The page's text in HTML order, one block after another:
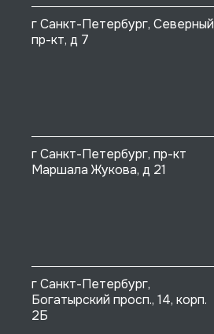
г Санкт-Петербург, Северный
пр-кт, д 7
г Санкт-Петербург, пр-кт
Маршала Жукова, д 21
г Санкт-Петербург,
Богатырский просп., 14, корп.
2Б